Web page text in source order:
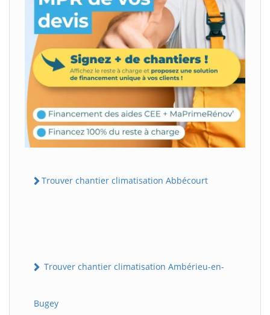
Trouver chantier climatisation Abbécourt
Trouver chantier climatisation Ambérieu-en-
Bugey